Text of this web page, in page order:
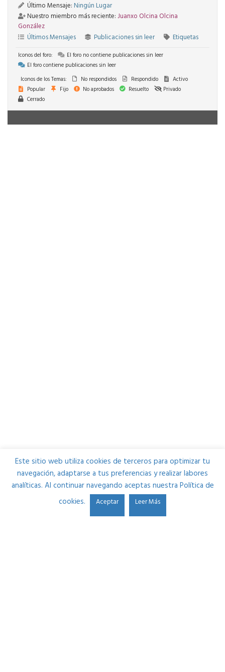
Último Mensaje: Ningún Lugar
Nuestro miembro más reciente:Juanxo Olcina Olcina
González
Últimos Mensajes
Publicaciones sin leer Etiquetas
Iconos del foro:
El foro no contiene publicaciones sin leer
El foro contiene publicaciones sin leer
Iconos de los Temas:
No respondidos Respondido
Activo
Popular
Fijo No aprobados Resuelto
Privado
Cerrado
Este sitio web utiliza cookies de terceros para optimizar tu
navegación, adaptarse a tus preferencias y realizar labores
analíticas. Al continuar navegando aceptas nuestra Política de
cookies.
Aceptar Leer Más